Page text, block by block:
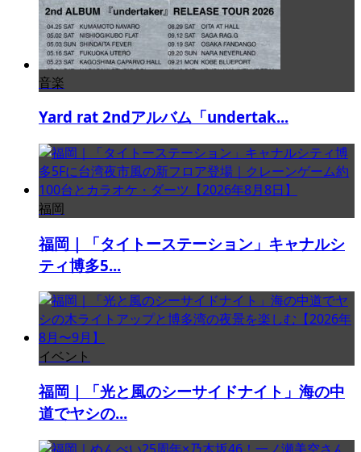
音楽
Yard rat 2ndアルバム「undertak...
福岡
福岡｜「タイトーステーション」キャナルシ
ティ博多5...
イベント
福岡｜「光と風のシーサイドナイト」海の中
道でヤシの...